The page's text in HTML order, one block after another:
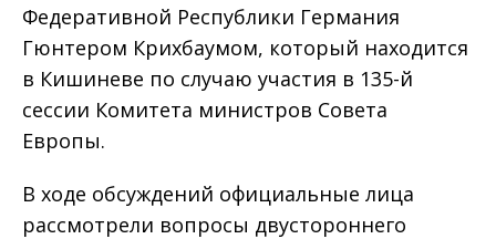
Федеративной Республики Германия
Гюнтером Крихбаумом, который находится
в Кишиневе по случаю участия в 135-й
сессии Комитета министров Совета
Европы.
В ходе обсуждений официальные лица
рассмотрели вопросы двустороннего